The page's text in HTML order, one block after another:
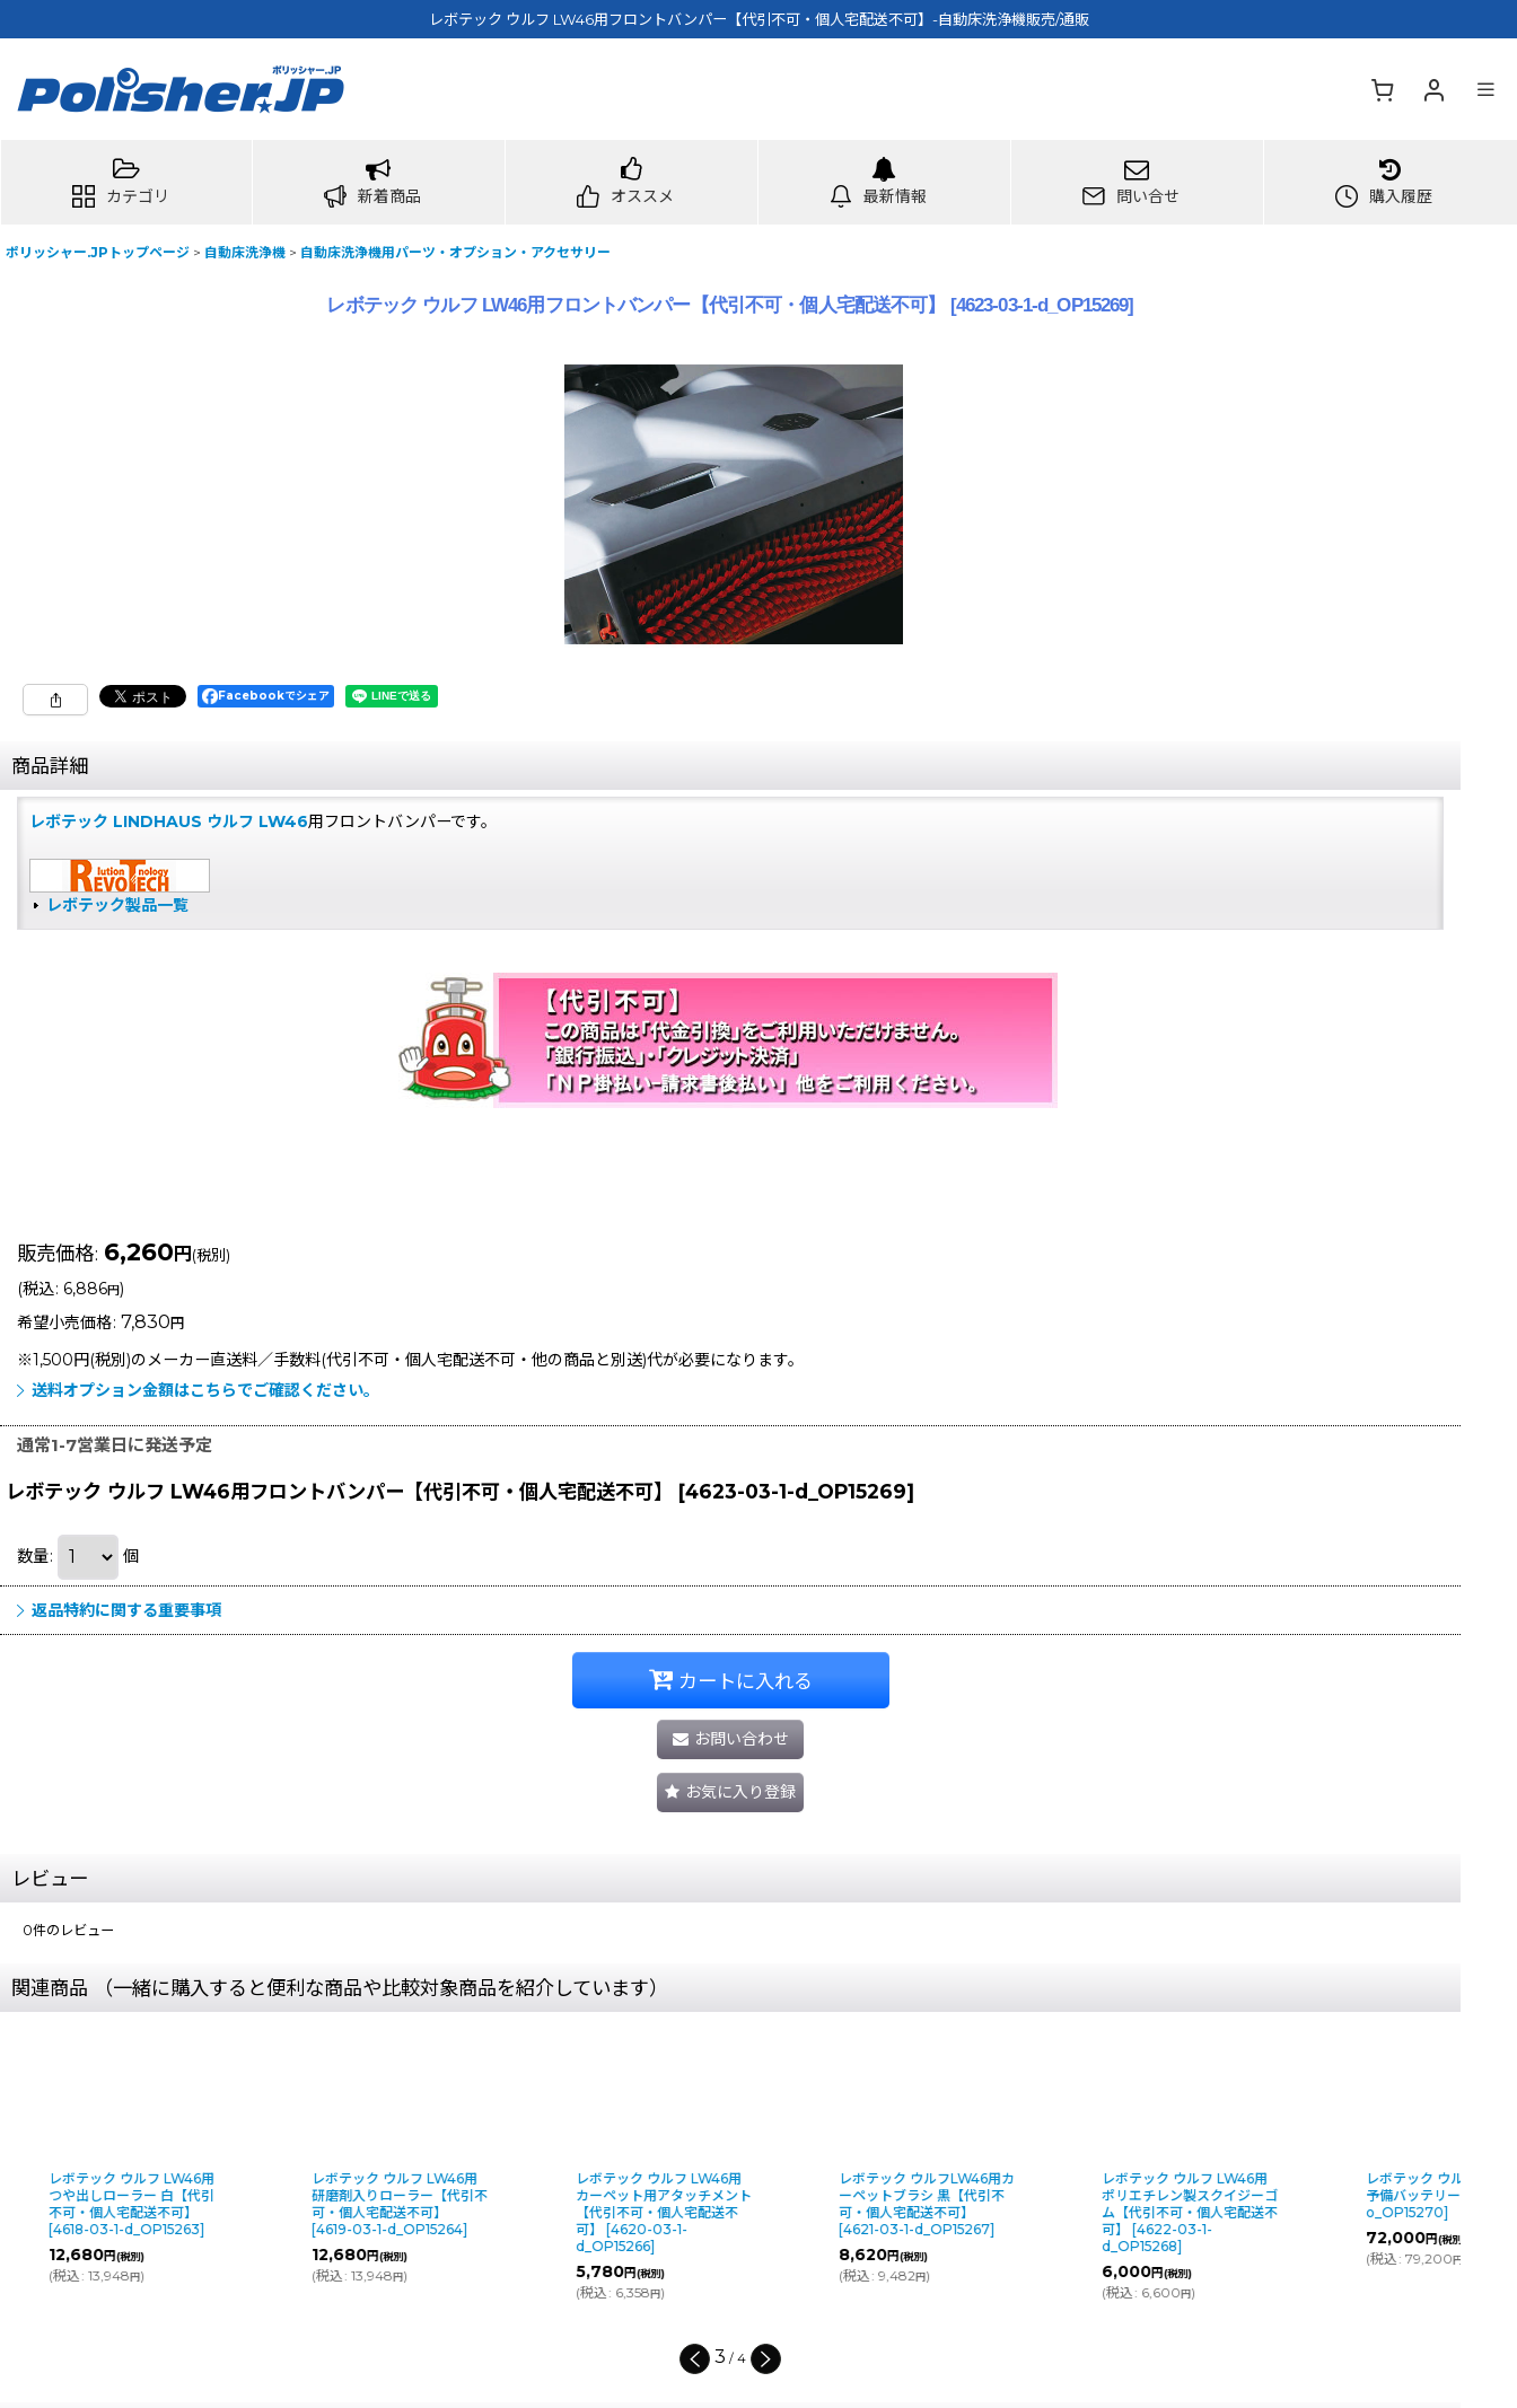
レボテック ウルフ LW46用フロントバンパー【代引不可・個人宅配送不可】-自動床洗浄機販売/通販
カテゴリ 新着商品 オススメ 最新情報 問い合せ 購入履歴
ポリッシャー.JPトップページ > 自動床洗浄機 > 自動床洗浄機用パーツ・オプション・アクセサリー
レボテック ウルフ LW46用フロントバンパー【代引不可・個人宅配送不可】 [4623-03-1-d_OP15269]
Facebookでシェア
商品詳細
レボテック LINDHAUS ウルフ LW46用フロントバンパーです。
レボテック製品一覧
販売価格: 6,260円(税別)
(税込: 6,886円)
希望小売価格: 7,830 円
※1,500円(税別)のメーカー直送料／手数料(代引不可・個人宅配送不可・他の商品と別送)代が必要になります。
送料オプション金額はこちらでご確認ください。
通常1-7営業日に発送予定
レボテック ウルフ LW46用フロントバンパー【代引不可・個人宅配送不可】 [4623-03-1-d_OP15269]
数量: 個
返品特約に関する重要事項
カートに入れる
お問い合わせ
お気に入り登録
レビュー
0件のレビュー
関連商品 （一緒に購入すると便利な商品や比較対象商品を紹介しています）
ウルフ LW46用
ーラー 白【代引
宅配送不可】
d_OP15263]
レボテック ウルフ LW46用
研磨剤入りローラー【代引不
可・個人宅配送不可】
4619-03-1-d_OP15264]
レボテック ウルフ LW46用
カーペット用アタッチメント
【代引不可・個人宅配送不
4620-03-1-
レボテック ウルフLW46用カ
ーペットブラシ 黒【代引不
可・個人宅配送不可】
4621-03-1-d_OP15267]
レボテック ウルフ LW46用
ポリエチレン製スクイジーゴ
ム【代引不可・個人宅配送不
4622-03-1-
レボテック ウルフ LW46用
予備バッテリー
4624-03-1-
o_OP15270
4 / 4